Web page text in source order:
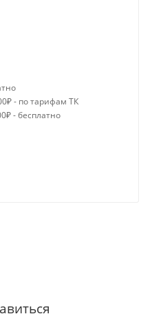
- по тарифам ТК
- бесплатно